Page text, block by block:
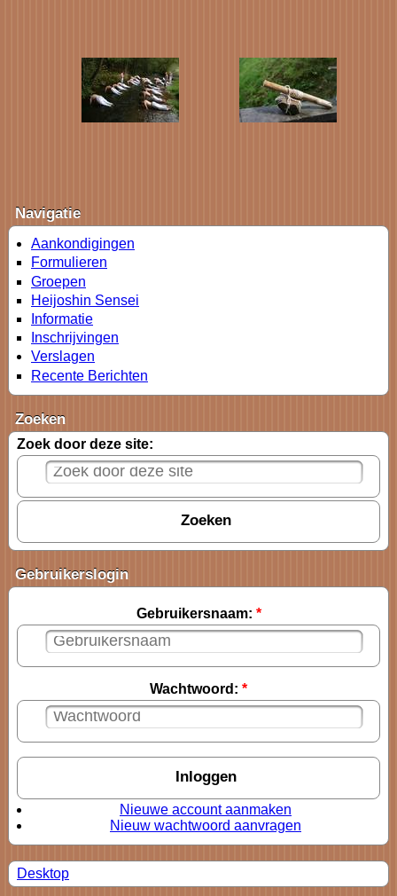
Navigatie
Aankondigingen
Formulieren
Groepen
Heijoshin Sensei
Informatie
Inschrijvingen
Verslagen
Recente Berichten
Zoeken
Zoek door deze site:
Gebruikerslogin
Gebruikersnaam: *
Wachtwoord: *
Nieuwe account aanmaken
Nieuw wachtwoord aanvragen
Desktop